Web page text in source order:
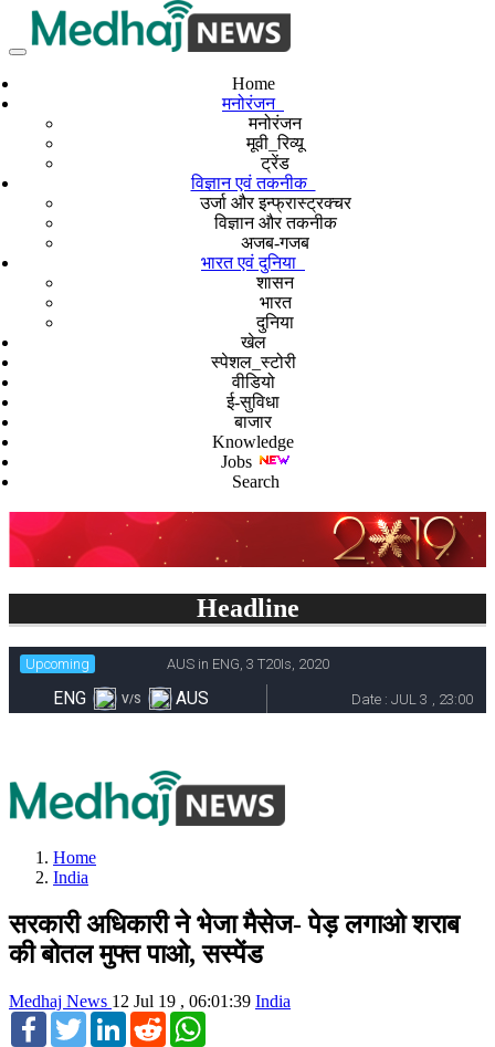
Home
मनोरंजन
मनोरंजन
मूवी_रिव्यू
ट्रेंड
विज्ञान एवं तकनीक
उर्जा और इन्फ्रास्ट्रक्चर
विज्ञान और तकनीक
अजब-गजब
भारत एवं दुनिया
शासन
भारत
दुनिया
खेल
स्पेशल_स्टोरी
वीडियो
ई-सुविधा
बाजार
Knowledge
Jobs
Search
Headline
Home
India
सरकारी अधिकारी ने भेजा मैसेज- पेड़ लगाओ शराब
की बोतल मुफ्त पाओ, सस्पेंड
Medhaj News 12 Jul 19 , 06:01:39 India
FacebookTwitterLinkedInReddit